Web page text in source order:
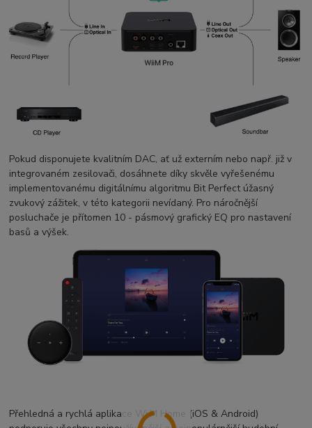
Pokud disponujete kvalitním DAC, ať už externím nebo např. již v
integrovaném zesilovači, dosáhnete díky skvěle vyřešenému
implementovanému digitálnímu algoritmu Bit Perfect úžasný
zvukový zážitek, v této kategorii nevídaný. Pro náročnější
posluchače je přítomen 10 - pásmový grafický EQ pro nastavení
basů a výšek.
Přehledná a rychlá aplikace WiiM Home (iOS & Android)